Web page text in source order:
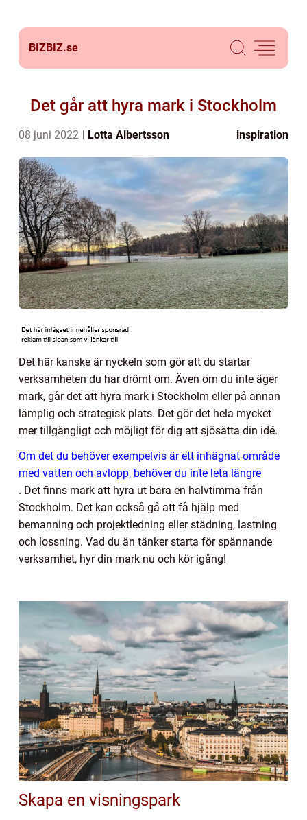
BIZBIZ.se
Det går att hyra mark i Stockholm
08 juni 2022 Lotta Albertsson inspiration
Det här kanske är nyckeln som gör att du startar
verksamheten du har drömt om. Även om du inte äger
mark, går det att hyra mark i Stockholm eller på annan
lämplig och strategisk plats. Det gör det hela mycket
mer tillgängligt och möjligt för dig att sjösätta din idé.
Om det du behöver exempelvis är ett inhägnat område
med vatten och avlopp, behöver du inte leta längre
. Det finns mark att hyra ut bara en halvtimma från
Stockholm. Det kan också gå att få hjälp med
bemanning och projektledning eller städning, lastning
och lossning. Vad du än tänker starta för spännande
verksamhet, hyr din mark nu och kör igång!
Skapa en visningspark